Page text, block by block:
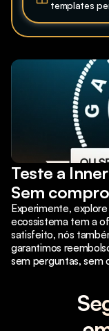
templates
Teste a
Sem
Experimente,
ecossistema tem a
satisfeito, nós
garantimos
sem perguntas, sem